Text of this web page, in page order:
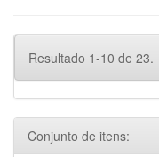
Resultado 1-10 de 23.
Conjunto de itens: